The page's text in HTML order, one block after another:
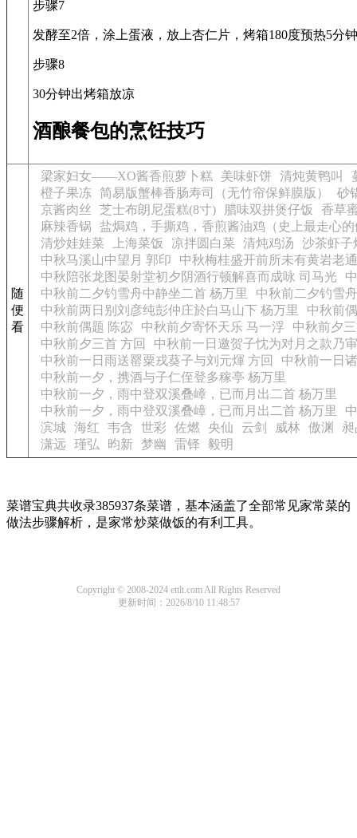
步骤7
发酵至2倍，涂上蛋液，放上杏仁片，烤箱180度预热5分
步骤8
30分钟出烤箱放凉
酒酿餐包的烹饪技巧
随
便
看
梁家妇女——XO酱香煎萝卜糕 美味虾饼 清炖黄鸭叫
橙子果冻
简易版蟹棒香肠寿司（无竹帘保鲜膜版）
砂
京酱肉丝
芝士布朗尼蛋糕(8寸) 腊味双拼煲仔饭
香草
麻辣香锅
盐焗鸡，手撕鸡，香煎酱油鸡（史上最走心
清炒娃娃菜
上海菜饭 凉拌圆白菜 清炖鸡汤
沙茶虾子
中秋马溪山中望月 郭印
中秋梅桂盛开前所未有黄岩老
中秋陪张龙图晏射堂初夕阴酒行顿解喜而成咏 司马光
中秋前二夕钓雪舟中静坐二首 杨万里
中秋前二夕钓雪
中秋前两日别刘彦纯彭仲庄於白马山下 杨万里
中秋前
中秋前偶题 陈宓
中秋前夕寄怀天乐 马一浮
中秋前夕
中秋前夕三首 方回
中秋前一日邀贺子忱为对月之款乃
中秋前一日雨送罂粟戎葵子与刘元煇 方回
中秋前一日
中秋前一夕，携酒与子仁侄登多稼亭 杨万里
中秋前一夕，雨中登双溪叠嶂，已而月出二首 杨万里
中秋前一夕，雨中登双溪叠嶂，已而月出二首 杨万里
滨城
海红 韦含 世彩 佐燃 央仙 云剑 威林 傲渊
潇远
瑾弘 昀新 梦幽 雷铎 毅明
菜谱宝典共收录385937条菜谱，基本涵盖了全部常见家常菜的
做法步骤解析，是家常炒菜做饭的有利工具。
Copyright © 2008-2024 ettlt.com All Rights Reserved
更新时间：2026/8/10 11:48:57